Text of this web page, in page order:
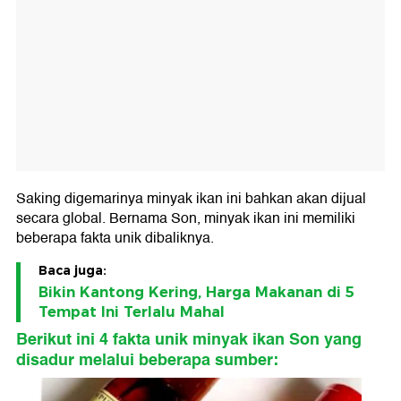
Saking digemarinya minyak ikan ini bahkan akan dijual
secara global. Bernama Son, minyak ikan ini memiliki
beberapa fakta unik dibaliknya.
Baca juga:
Bikin Kantong Kering, Harga Makanan di 5
Tempat Ini Terlalu Mahal
Berikut ini 4 fakta unik minyak ikan Son yang
disadur melalui beberapa sumber: